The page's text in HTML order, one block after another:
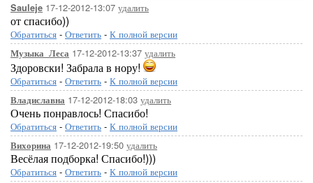
Sauleje 17-12-2012-13:07 удалить
от спасибо))
Обратиться - Ответить - К полной версии
Музыка_Леса 17-12-2012-13:37 удалить
Здоровски! Забрала в нору!
Обратиться - Ответить - К полной версии
Владиславна 17-12-2012-18:03 удалить
Очень понравлось! Спасибо!
Обратиться - Ответить - К полной версии
Вихорина 17-12-2012-19:50 удалить
Весёлая подборка! Спасибо!)))
Обратиться - Ответить - К полной версии